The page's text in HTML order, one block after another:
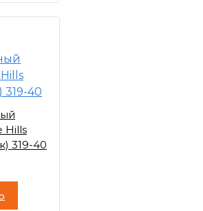
Hills
319-40